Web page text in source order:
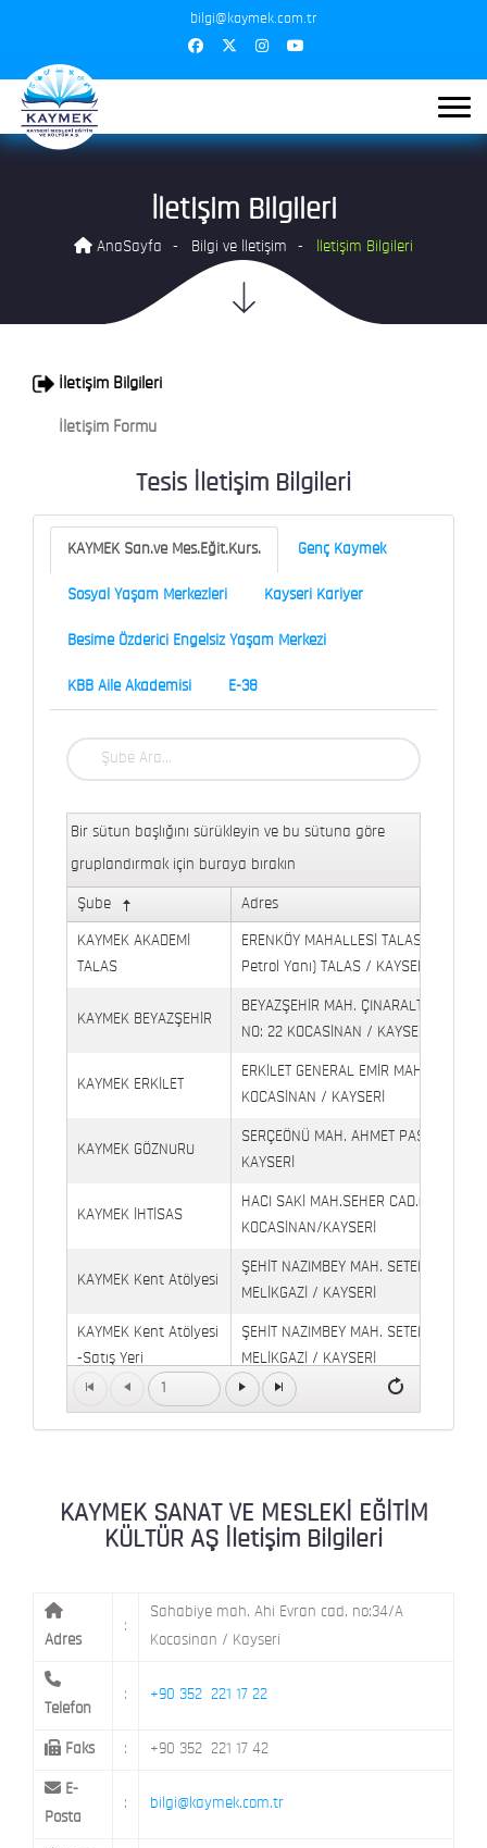
bilgi@kaymek.com.tr
İletişim Bilgileri
AnaSayfa Bilgi ve İletişim İletişim Bilgileri
İletişim Bilgileri
İletişim Formu
Tesis İletişim Bilgileri
KAYMEK San.ve Mes.Eğit.Kurs. Genç Kaymek
Sosyal Yaşam Merkezleri Kayseri Kariyer
Besime Özderici Engelsiz Yaşam Merkezi
KBB Aile Akademisi E-38
Bir sütun başlığını sürükleyin ve bu sütuna göre
gruplandırmak için buraya bırakın
Şube Adres
KAYMEK AKADEMİ
TALAS
ERENKÖY MAHALLESİ TALAS
Petrol Yanı) TALAS / KAYSERİ
KAYMEK BEYAZŞEHİR
BEYAZŞEHİR MAH. ÇINARALTI
NO: 22 KOCASİNAN / KAYSERİ
KAYMEK ERKİLET
ERKİLET GENERAL EMİR MAH.
KOCASİNAN / KAYSERİ
KAYMEK GÖZNURU
SERÇEÖNÜ MAH. AHMET PAŞA CAD.
KAYSERİ
KAYMEK İHTİSAS
HACI SAKİ MAH.SEHER CAD.(6009
KOCASİNAN/KAYSERİ
KAYMEK Kent Atölyesi
ŞEHİT NAZIMBEY MAH. SETENÖNÜ
MELİKGAZİ / KAYSERİ
KAYMEK Kent Atölyesi
-Satış Yeri
ŞEHİT NAZIMBEY MAH. SETENÖNÜ
MELİKGAZİ / KAYSERİ
Kaymek Köşk Sosyal
Köşk Mahallesi, Orgeneral Eşref Bitlis
KAYMEK SÜMER MEVLANA MAH. 8. CAD. NO: 28
1
KAYMEK SANAT VE MESLEKİ EĞİTİM
KÜLTÜR AŞ İletişim Bilgileri
Adres
:
Sahabiye mah. Ahi Evran cad. no:34/A
Kocasinan / Kayseri
Telefon
: +90 352 221 17 22
Faks : +90 352 221 17 42
E-
Posta
: bilgi@kaymek.com.tr